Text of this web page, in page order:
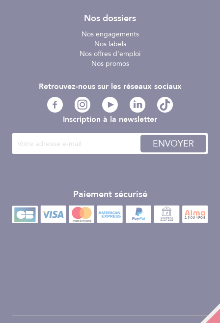
Nos dossiers
Nos engagements
Nos labels
Nos offres d'emploi
Nos promos
Inscription à la newsletter
ENVOYER
Paiement sécurisé
Retrouvez-nous sur les réseaux sociaux